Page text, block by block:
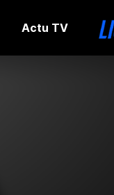
Actu TV